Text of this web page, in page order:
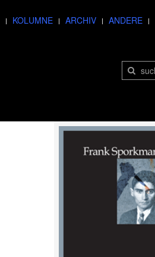
KOLUMNE ARCHIV ANDERE